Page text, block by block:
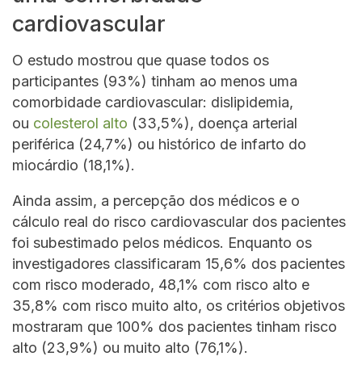
cardiovascular
O estudo mostrou que quase todos os
participantes (93%) tinham ao menos uma
comorbidade cardiovascular: dislipidemia,
ou colesterol alto (33,5%), doença arterial
periférica (24,7%) ou histórico de infarto do
miocárdio (18,1%).
Ainda assim, a percepção dos médicos e o
cálculo real do risco cardiovascular dos pacientes
foi subestimado pelos médicos. Enquanto os
investigadores classificaram 15,6% dos pacientes
com risco moderado, 48,1% com risco alto e
35,8% com risco muito alto, os critérios objetivos
mostraram que 100% dos pacientes tinham risco
alto (23,9%) ou muito alto (76,1%).